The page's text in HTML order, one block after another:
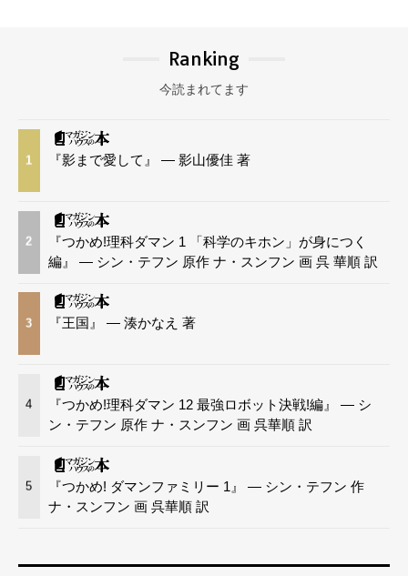
Ranking
今読まれてます
1 『影まで愛して』 — 影山優佳 著
2
『つかめ!理科ダマン 1 「科学のキホン」が身につく
編』 — シン・テフン 原作 ナ・スンフン 画 呉 華順 訳
3 『王国』 — 湊かなえ 著
4
『つかめ!理科ダマン 12 最強ロボット決戦!編』 — シ
ン・テフン 原作 ナ・スンフン 画 呉華順 訳
5
『つかめ! ダマンファミリー 1』 — シン・テフン 作
ナ・スンフン 画 呉華順 訳